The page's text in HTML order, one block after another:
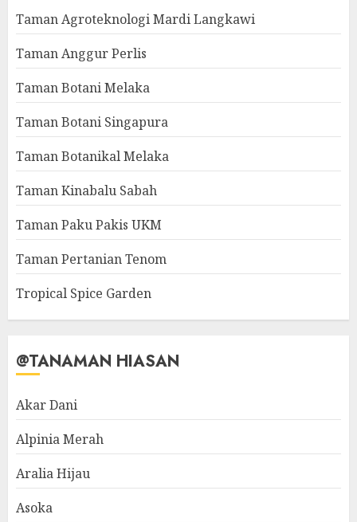
Taman Agroteknologi Mardi Langkawi
Taman Anggur Perlis
Taman Botani Melaka
Taman Botani Singapura
Taman Botanikal Melaka
Taman Kinabalu Sabah
Taman Paku Pakis UKM
Taman Pertanian Tenom
Tropical Spice Garden
@TANAMAN HIASAN
Akar Dani
Alpinia Merah
Aralia Hijau
Asoka